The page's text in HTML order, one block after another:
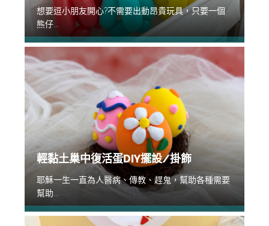
想要逗小朋友開心?不需要出動昂貴玩具，只要一個
熊仔...
輕黏土巢中復活蛋DIY擺設/掛飾
耶穌一生一直為人醫病、傳教、趕鬼，幫助各種需要
幫助...